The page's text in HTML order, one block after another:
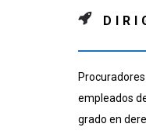
empleados
grado en